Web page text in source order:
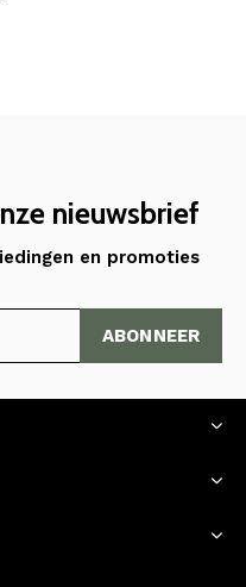
nieuwsbrief
en promoties
ABONNEER